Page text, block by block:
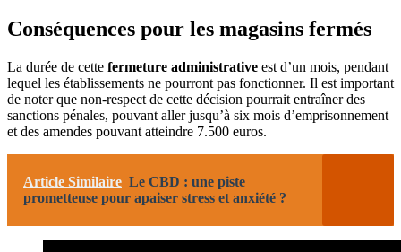
Conséquences pour les magasins fermés
La durée de cette fermeture administrative est d’un mois, pendant
lequel les établissements ne pourront pas fonctionner. Il est important
de noter que non-respect de cette décision pourrait entraîner des
sanctions pénales, pouvant aller jusqu’à six mois d’emprisonnement
et des amendes pouvant atteindre 7.500 euros.
Article Similaire Le CBD : une piste
prometteuse pour apaiser stress et anxiété ?